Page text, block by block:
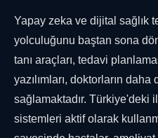
Yapay zeka ve dijital sağlık
yolculuğunu baştan sona
tanı araçları, tedavi
yazılımları, doktorların daha
sağlamaktadır. Türkiye'deki
sistemleri aktif olarak